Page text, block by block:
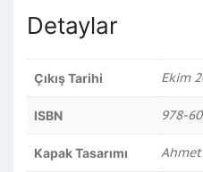
Detaylar
Çıkış Tarihi Ekim
ISBN 978-
Kapak Tasarımı